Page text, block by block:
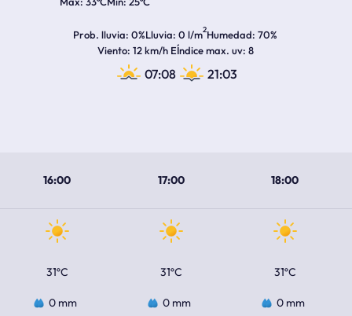
Prob. lluvia 0%Lluvia 0 l/m2Humedad 70%
Viento 12 km/h EÍndice max. uv 8
07:08 21:03
16:00 17:00 18:00
31ºC 31ºC 31ºC
0 mm 0 mm 0 mm